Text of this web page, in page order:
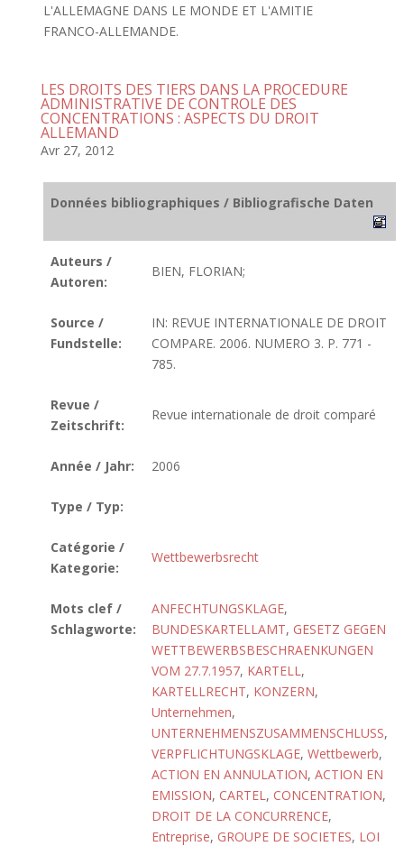
L'ALLEMAGNE DANS LE MONDE ET L'AMITIE
FRANCO-ALLEMANDE.
LES DROITS DES TIERS DANS LA PROCEDURE
ADMINISTRATIVE DE CONTROLE DES
CONCENTRATIONS : ASPECTS DU DROIT
ALLEMAND
Avr 27, 2012
Données bibliographiques / Bibliografische Daten
Auteurs /
Autoren:
BIEN, FLORIAN;
Source /
Fundstelle:
IN: REVUE INTERNATIONALE DE DROIT
COMPARE. 2006. NUMERO 3. P. 771 -
785.
Revue /
Zeitschrift:
Revue internationale de droit comparé
Année / Jahr: 2006
Type / Typ:
Catégorie /
Kategorie:
Wettbewerbsrecht
Mots clef /
Schlagworte:
ANFECHTUNGSKLAGE,
BUNDESKARTELLAMT, GESETZ GEGEN
WETTBEWERBSBESCHRAENKUNGEN
VOM 27.7.1957, KARTELL,
KARTELLRECHT, KONZERN,
Unternehmen,
UNTERNEHMENSZUSAMMENSCHLUSS,
VERPFLICHTUNGSKLAGE, Wettbewerb,
ACTION EN ANNULATION, ACTION EN
EMISSION, CARTEL, CONCENTRATION,
DROIT DE LA CONCURRENCE,
Entreprise, GROUPE DE SOCIETES, LOI